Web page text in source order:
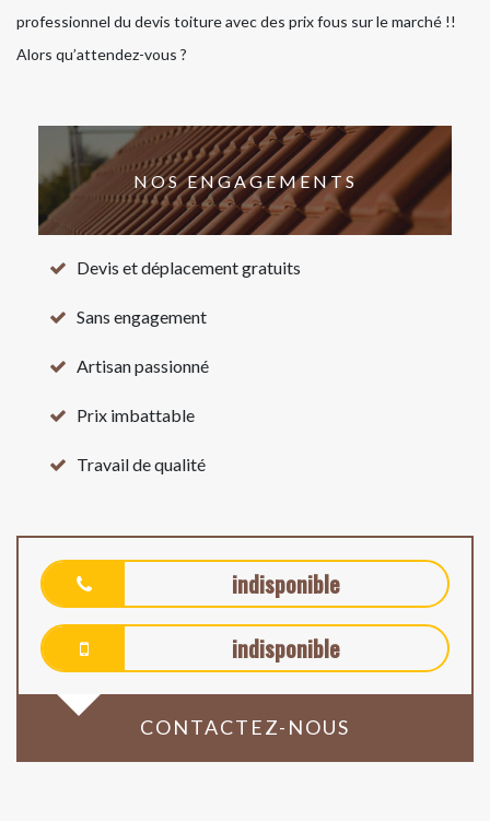
professionnel du devis toiture avec des prix fous sur le marché !!
Alors qu’attendez-vous ?
NOS ENGAGEMENTS
Devis et déplacement gratuits
Sans engagement
Artisan passionné
Prix imbattable
Travail de qualité
indisponible
indisponible
CONTACTEZ-NOUS